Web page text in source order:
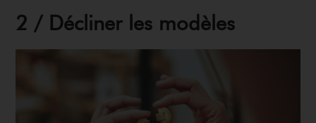
2 / Décliner les modèles